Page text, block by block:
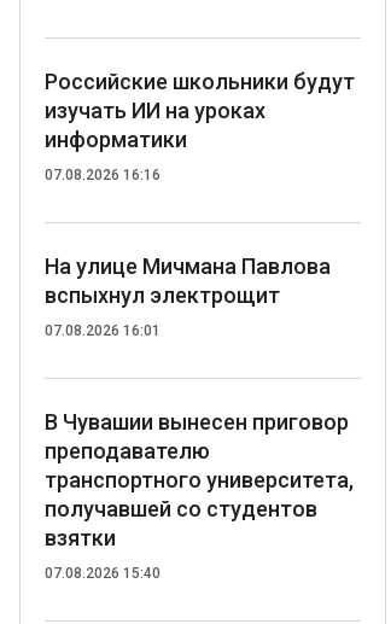
Российские школьники будут
изучать ИИ на уроках
информатики
07.08.2026 16:16
На улице Мичмана Павлова
вспыхнул электрощит
07.08.2026 16:01
В Чувашии вынесен приговор
преподавателю
транспортного университета,
получавшей со студентов
взятки
07.08.2026 15:40